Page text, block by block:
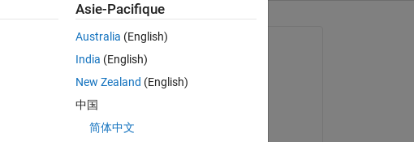
le 4 Fév 2021
Modifié(e) :
Asie-Pacifique
Australia (English)
India (English)
New Zealand (English)
中国
简体中文